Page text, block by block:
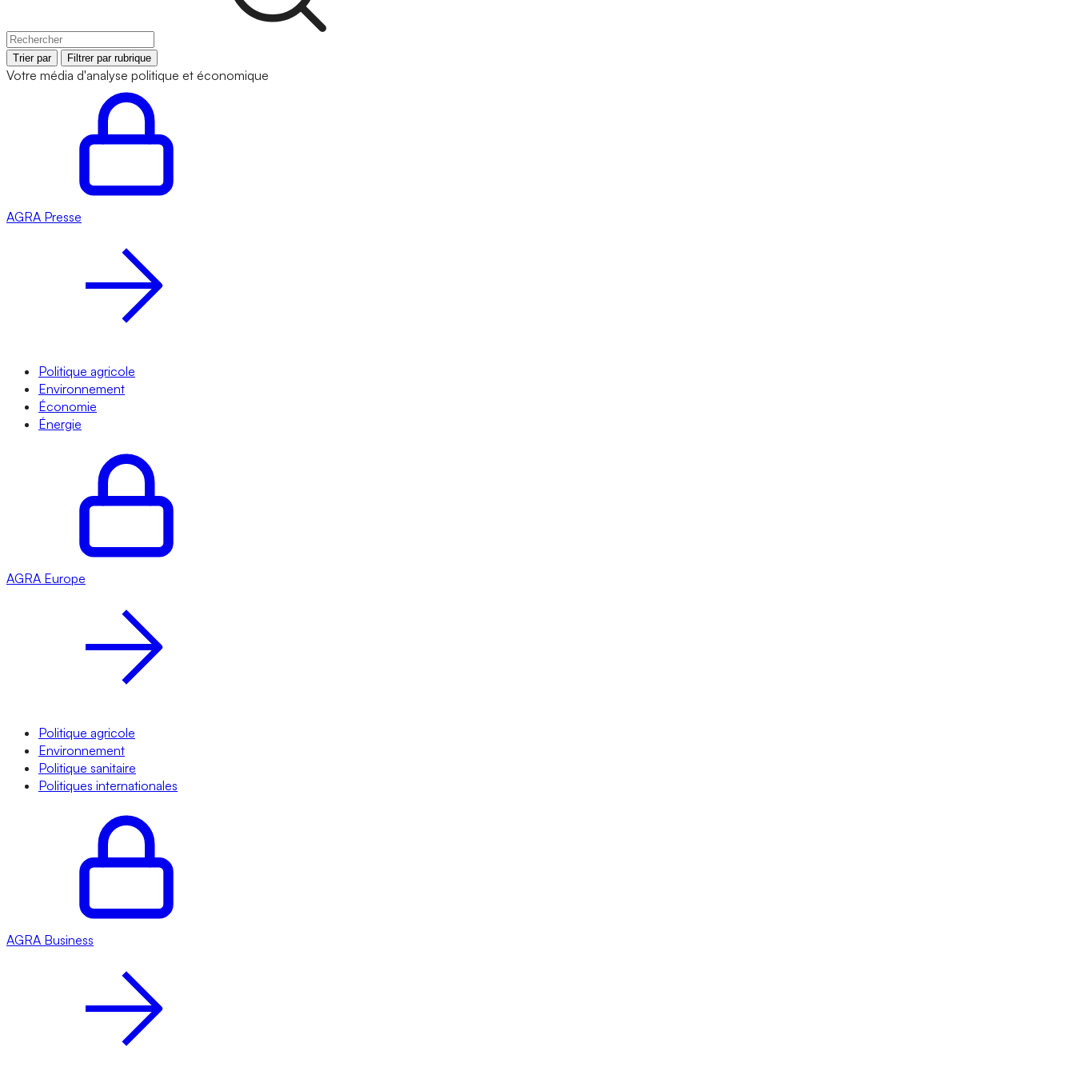
Trier par Filtrer par rubrique
Votre média d'analyse politique et économique
AGRA Presse
Politique agricole
Environnement
Économie
Énergie
AGRA Europe
Politique agricole
Environnement
Politique sanitaire
Politiques internationales
AGRA Business